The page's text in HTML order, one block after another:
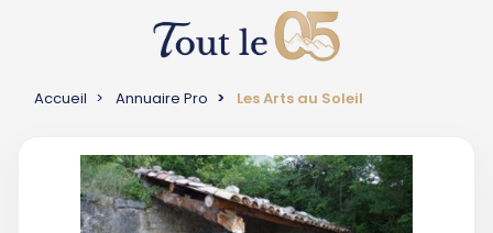
Accueil Annuaire Pro Les Arts au Soleil